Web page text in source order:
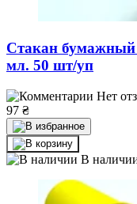
Стакан бумажный
мл. 50 шт/уп
Нет
97 ₴
В